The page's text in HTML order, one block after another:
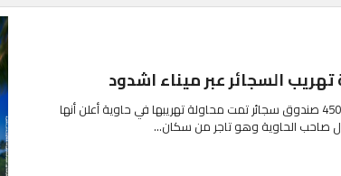
السجائر عبر ميناء اشدود
كشفت سلطة الجمارك في ميناء اشدود عن 450 صندوق سجائر تمت محاولة تهريبها في حاوية أعلن أنها
صاحب الحاوية وهو تاجر من سكان...